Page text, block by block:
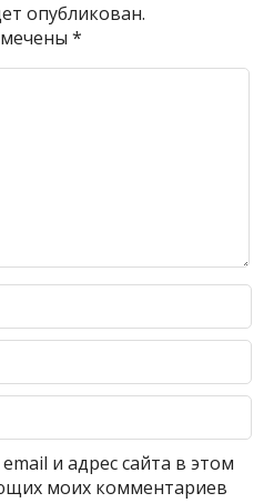
опубликован.
*
и адрес сайта в этом
моих комментариев